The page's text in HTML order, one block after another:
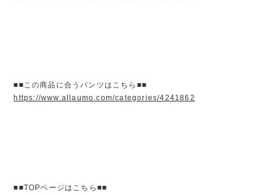
■■この商品に合うパンツはこちら■■
https://www.allaumo.com/categories/4241862
■■TOPページはこちら■■